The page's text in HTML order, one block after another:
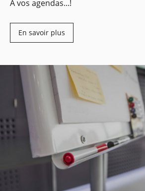
À vos agendas...!
En savoir plus
BPJEPS ASEC
DEJEPS ASEC
DEJEPS ASECdu 7 décembre
DESJPES ASECS DSP du 16
juin 2028 à Lille
Faites évoluer votre parcours
engagez-vous dans une formation
de l’éducation
Pour toute demande
par téléphone au 03 20 12 80
l’adresse :